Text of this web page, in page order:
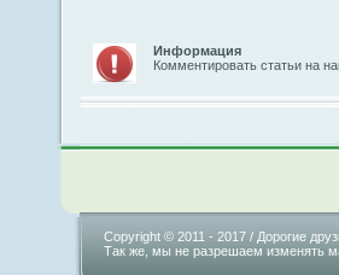
Информация
Комментировать статьи на
Copyright © 2011 - 2017 / Дорогие
Так же, мы не разрешаем изменять